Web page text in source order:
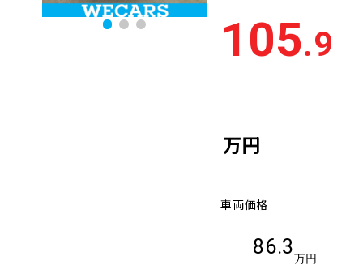
排気量 大きい順105.9
万円
車両価格
86.3
万円